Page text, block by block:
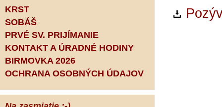
KRST
SOBÁŠ
PRVÉ SV. PRIJÍMANIE
KONTAKT A ÚRADNÉ HODINY
BIRMOVKA 2026
OCHRANA OSOBNÝCH ÚDAJOV